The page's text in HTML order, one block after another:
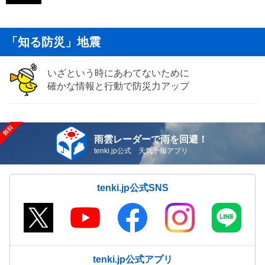
「知る防災」地震
いざという時にあわてないために
確かな情報と行動で防災力アップ
雨雲レーダーで雨を回避！
tenki.jp公式 天気予報アプリ
tenki.jp公式SNS
tenki.jp公式アプリ